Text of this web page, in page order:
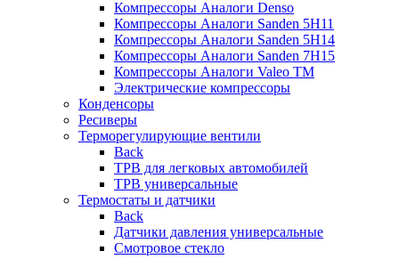
Компрессоры Аналоги Denso
Компрессоры Аналоги Sanden 5H11
Компрессоры Аналоги Sanden 5H14
Компрессоры Аналоги Sanden 7H15
Компрессоры Аналоги Valeo ТМ
Электрические компрессоры
Конденсоры
Ресиверы
Терморегулирующие вентили
Back
ТРВ для легковых автомобилей
ТРВ универсальные
Термостаты и датчики
Back
Датчики давления универсальные
Смотровое стекло